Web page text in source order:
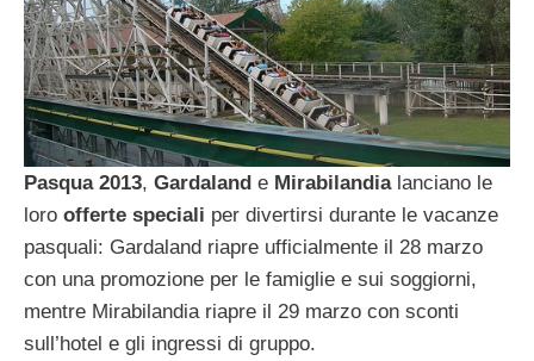
Pasqua 2013, Gardaland e Mirabilandialanciano le
loro offerte speciali per divertirsi durante le vacanze
pasquali: Gardaland riapre ufficialmente il 28 marzo
con una promozione per le famiglie e sui soggiorni,
mentre Mirabilandia riapre il 29 marzo con sconti
sull’hotel e gli ingressi di gruppo.